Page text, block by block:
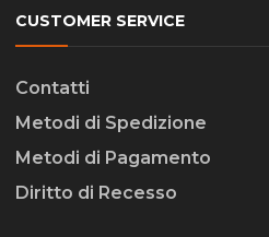
CUSTOMER SERVICE
Contatti
Metodi di Spedizione
Metodi di Pagamento
Diritto di Recesso